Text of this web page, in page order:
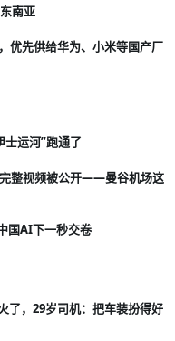
南亚
优先供给华为、小米等国产厂
士运河”跑通了
整视频被公开——曼谷机场这
国AI下一秒交卷
了，29岁司机：把车装扮得好